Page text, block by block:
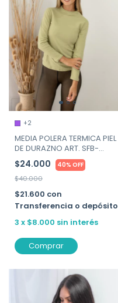
+2
MEDIA POLERA TERMICA PIEL
DE DURAZNO ART. SFB-
POLERA
$24.000 40% OFF
$40.000
$21.600 con
Transferencia o depósito
3 x $8.000 sin interés
Comprar